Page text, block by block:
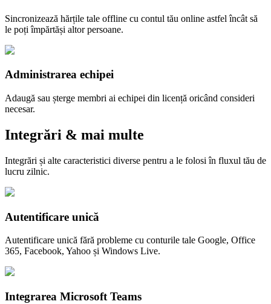
Sincronizează hărțile tale offline cu contul tău online astfel încât să
le poți împărtăși altor persoane.
Administrarea echipei
Adaugă sau șterge membri ai echipei din licență oricând consideri
necesar.
Integrări & mai multe
Integrări și alte caracteristici diverse pentru a le folosi în fluxul tău de
lucru zilnic.
Autentificare unică
Autentificare unică fără probleme cu conturile tale Google, Office
365, Facebook, Yahoo și Windows Live.
Integrarea Microsoft Teams